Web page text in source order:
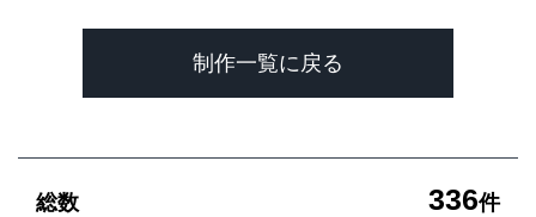
制作一覧に戻る
総数 336件